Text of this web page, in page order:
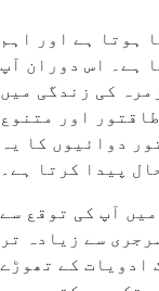
ہوتا ہے اور اہم
ہے۔ اس دوران آپ
کی زندگی میں
اور متنوع
دوائیوں کا یہ
پیدا کرتا ہے۔
آپ کی توقع سے
سے زیادہ تر
ادویات کے تھوڑے